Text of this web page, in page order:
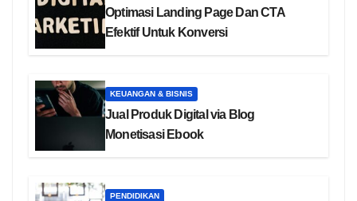
Optimasi Landing Page Dan CTA
Efektif Untuk Konversi
KEUANGAN & BISNIS
Jual Produk Digital via Blog
Monetisasi Ebook
PENDIDIKAN